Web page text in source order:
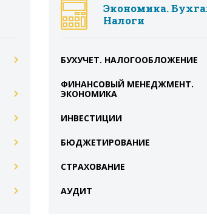
Экономика.
Налоги
БУХУЧЕТ. НАЛОГООБЛОЖЕНИЕ
ФИНАНСОВЫЙ МЕНЕДЖМЕНТ.
ЭКОНОМИКА
ИНВЕСТИЦИИ
БЮДЖЕТИРОВАНИЕ
СТРАХОВАНИЕ
АУДИТ